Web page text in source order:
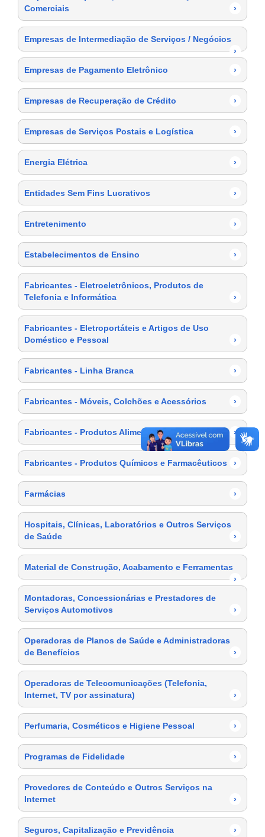
Comerciais
›
Empresas de Intermediação de Serviços / Negócios
›
Empresas de Pagamento Eletrônico
›
Empresas de Recuperação de Crédito ›
Empresas de Serviços Postais e Logística ›
Energia Elétrica ›
Entidades Sem Fins Lucrativos ›
Entretenimento ›
Estabelecimentos de Ensino ›
Fabricantes - Eletroeletrônicos, Produtos de
Telefonia e Informática
›
Fabricantes - Eletroportáteis e Artigos de Uso
Doméstico e Pessoal
›
Fabricantes - Linha Branca ›
Fabricantes - Móveis, Colchões e Acessórios ›
Fabricantes - Produtos Alimentícios ›
Fabricantes - Produtos Químicos e Farmacêuticos ›
Farmácias ›
Hospitais, Clínicas, Laboratórios e Outros Serviços
de Saúde
›
Material de Construção, Acabamento e Ferramentas
›
Montadoras, Concessionárias e Prestadores de
Serviços Automotivos
›
Operadoras de Planos de Saúde e Administradoras
de Benefícios
›
Operadoras de Telecomunicações (Telefonia,
Internet, TV por assinatura)
›
Perfumaria, Cosméticos e Higiene Pessoal ›
Programas de Fidelidade ›
Provedores de Conteúdo e Outros Serviços na
Internet
›
Seguros, Capitalização e Previdência ›